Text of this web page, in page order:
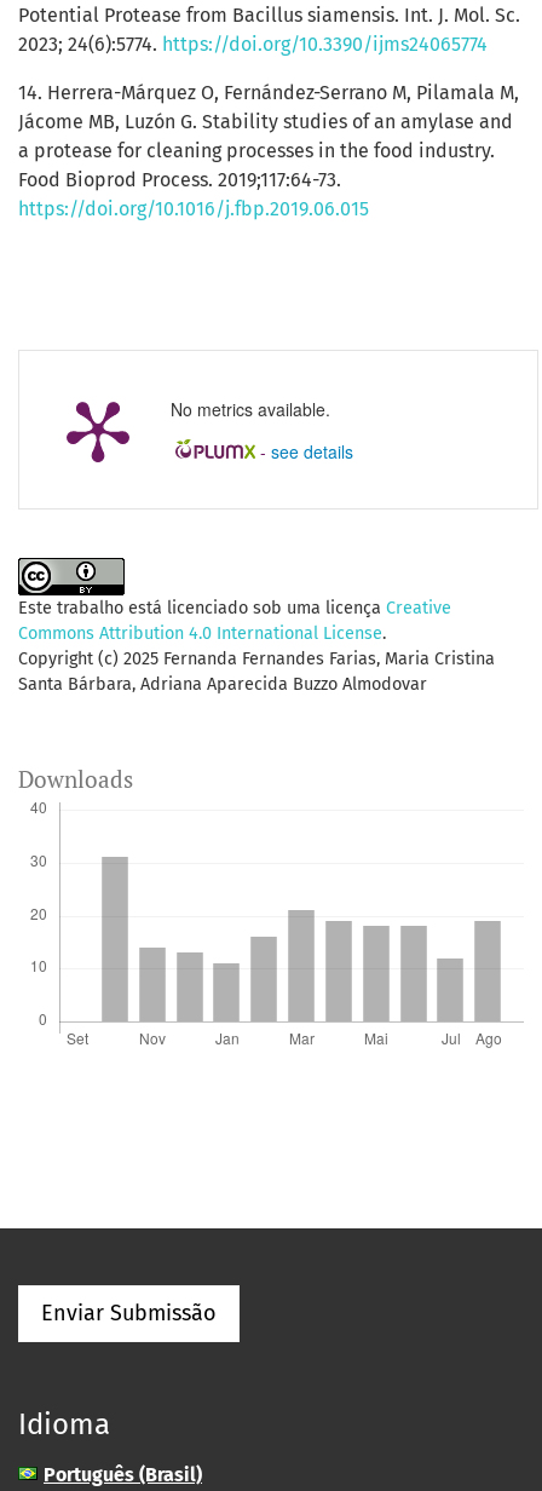
No metrics available.
- see details
Potential Protease from Bacillus siamensis. Int. J. Mol. Sc.
2023; 24(6):5774. https://doi.org/10.3390/ijms24065774
14. Herrera-Márquez O, Fernández-Serrano M, Pilamala M,
Jácome MB, Luzón G. Stability studies of an amylase and
a protease for cleaning processes in the food industry.
Food Bioprod Process. 2019;117:64-73.
https://doi.org/10.1016/j.fbp.2019.06.015
Este trabalho está licenciado sob uma licença Creative
Commons Attribution 4.0 International License.
Copyright (c) 2025 Fernanda Fernandes Farias, Maria Cristina
Santa Bárbara, Adriana Aparecida Buzzo Almodovar
Downloads
Enviar Submissão
Idioma
Português (Brasil)